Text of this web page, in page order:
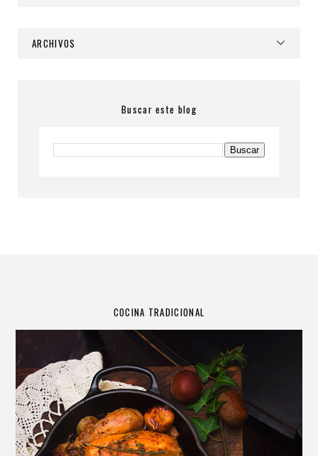
ARCHIVOS
Buscar este blog
COCINA TRADICIONAL